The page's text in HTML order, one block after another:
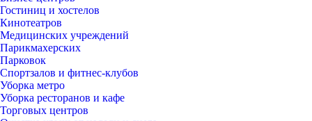
Гостиниц и хостелов
Кинотеатров
Медицинских учреждений
Парикмахерских
Парковок
Спортзалов и фитнес-клубов
Уборка метро
Уборка ресторанов и кафе
Торговых центров